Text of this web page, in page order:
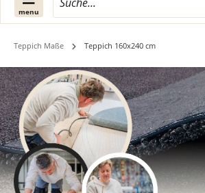
menu
Teppich Maße Teppich 160x240 cm